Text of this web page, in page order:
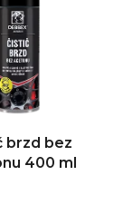
brzd bez
400 ml